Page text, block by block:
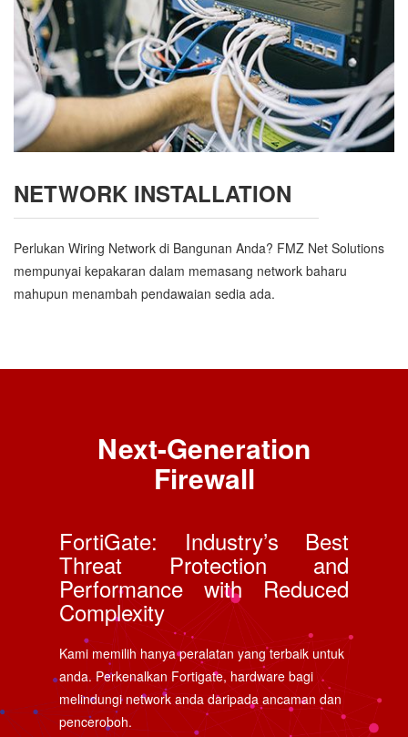
NETWORK INSTALLATION
Perlukan Wiring Network di Bangunan Anda? FMZ Net Solutions
mempunyai kepakaran dalam memasang network baharu
mahupun menambah pendawaian sedia ada.
Next-Generation
Firewall
FortiGate: Industry’s Best
Threat Protection and
Performance with Reduced
Complexity
Kami memilih hanya peralatan yang terbaik untuk
anda. Perkenalkan Fortigate, hardware bagi
melindungi network anda daripada ancaman dan
penceroboh.